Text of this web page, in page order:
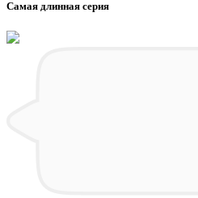
Самая длинная серия